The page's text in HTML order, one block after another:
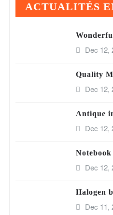
ACTUALITÉS
Dec 12,
Quality
Dec 12,
Antique
Dec 12,
Dec 12,
Halogen
Dec 11,